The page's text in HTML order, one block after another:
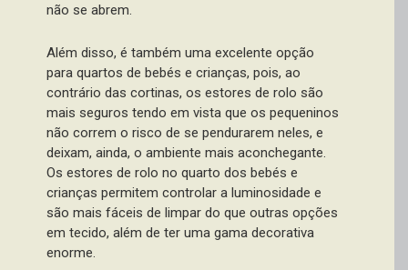
não se abrem.
Além disso, é também uma excelente opção
para quartos de bebés e crianças, pois, ao
contrário das cortinas, os estores de rolo são
mais seguros tendo em vista que os pequeninos
não correm o risco de se pendurarem neles, e
deixam, ainda, o ambiente mais aconchegante.
Os estores de rolo no quarto dos bebés e
crianças permitem controlar a luminosidade e
são mais fáceis de limpar do que outras opções
em tecido, além de ter uma gama decorativa
enorme.